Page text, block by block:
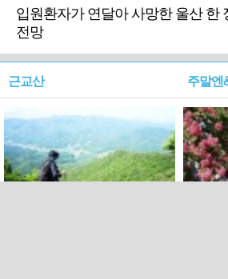
입원환자가 연달아 사망한 울산 한
전망
근교산 주말엔